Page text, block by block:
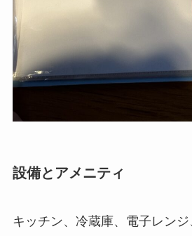
設備とアメニティ
キッチン、冷蔵庫、電子レン